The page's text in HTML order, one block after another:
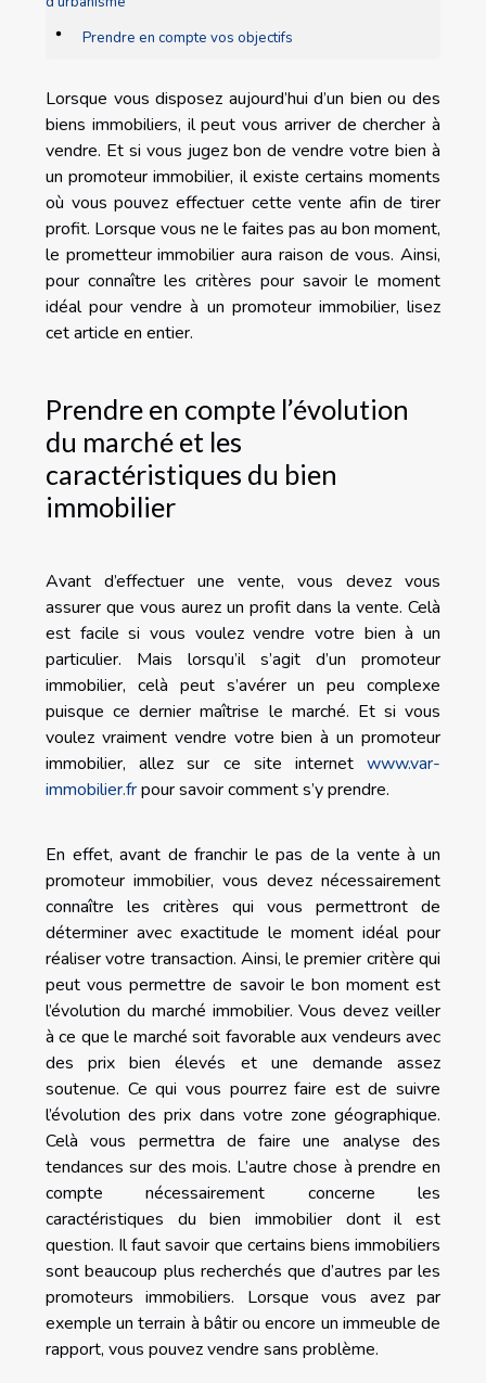
Prendre en compte vos objectifs
Lorsque vous disposez aujourd’hui d’un bien ou des
biens immobiliers, il peut vous arriver de chercher à
vendre. Et si vous jugez bon de vendre votre bien à
un promoteur immobilier, il existe certains moments
où vous pouvez effectuer cette vente afin de tirer
profit. Lorsque vous ne le faites pas au bon moment,
le prometteur immobilier aura raison de vous. Ainsi,
pour connaître les critères pour savoir le moment
idéal pour vendre à un promoteur immobilier, lisez
cet article en entier.
Prendre en compte l’évolution
du marché et les
caractéristiques du bien
immobilier
Avant d’effectuer une vente, vous devez vous
assurer que vous aurez un profit dans la vente. Celà
est facile si vous voulez vendre votre bien à un
particulier. Mais lorsqu’il s’agit d’un promoteur
immobilier, celà peut s’avérer un peu complexe
puisque ce dernier maîtrise le marché. Et si vous
voulez vraiment vendre votre bien à un promoteur
immobilier, allez sur ce site internet www.var-
immobilier.frpour savoir comment s’y prendre.
En effet, avant de franchir le pas de la vente à un
promoteur immobilier, vous devez nécessairement
connaître les critères qui vous permettront de
déterminer avec exactitude le moment idéal pour
réaliser votre transaction. Ainsi, le premier critère qui
peut vous permettre de savoir le bon moment est
l’évolution du marché immobilier. Vous devez veiller
à ce que le marché soit favorable aux vendeurs avec
des prix bien élevés et une demande assez
soutenue. Ce qui vous pourrez faire est de suivre
l’évolution des prix dans votre zone géographique.
Celà vous permettra de faire une analyse des
tendances sur des mois. L’autre chose à prendre en
compte nécessairement concerne les
caractéristiques du bien immobilier dont il est
question. Il faut savoir que certains biens immobiliers
sont beaucoup plus recherchés que d’autres par les
promoteurs immobiliers. Lorsque vous avez par
exemple un terrain à bâtir ou encore un immeuble de
rapport, vous pouvez vendre sans problème.